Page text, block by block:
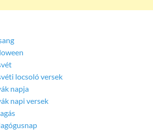
locsoló versek
napja
napi versek